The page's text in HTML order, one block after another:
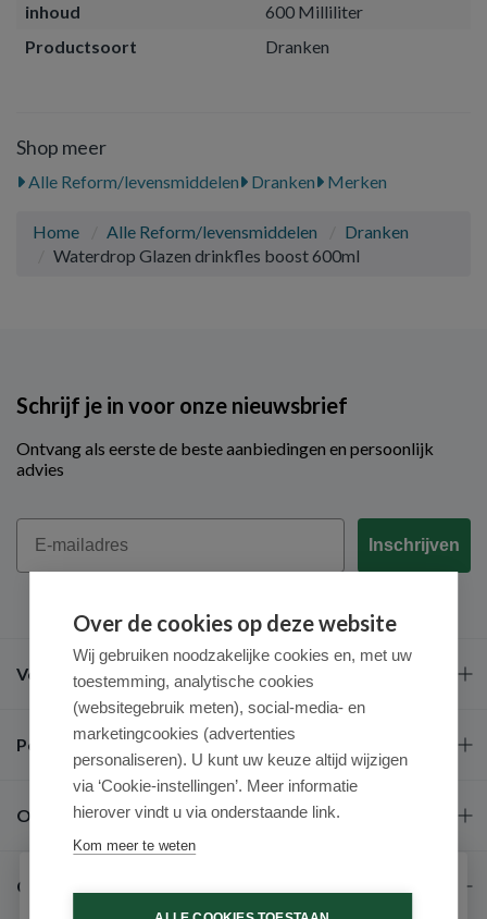
inhoud
600 Milliliter
Productsoort
Dranken
Shop meer
Alle Reform/levensmiddelen Dranken Merken
Home Alle Reform/levensmiddelen
Dranken
Waterdrop Glazen drinkfles boost 600ml
Schrijf je in voor onze nieuwsbrief
Ontvang als eerste de beste aanbiedingen en persoonlijk
advies
Email
Inschrijven
Veel gestelde vragen
Populaire merken
Over ons
Contact
Over de cookies op deze website
Wij gebruiken noodzakelijke cookies en, met uw
toestemming, analytische cookies
(websitegebruik meten), social-media- en
marketingcookies (advertenties
personaliseren). U kunt uw keuze altijd wijzigen
via ‘Cookie-instellingen’. Meer informatie
hierover vindt u via onderstaande link.
Kom meer te weten
Schrijf je in voor onze nieuwsbrief